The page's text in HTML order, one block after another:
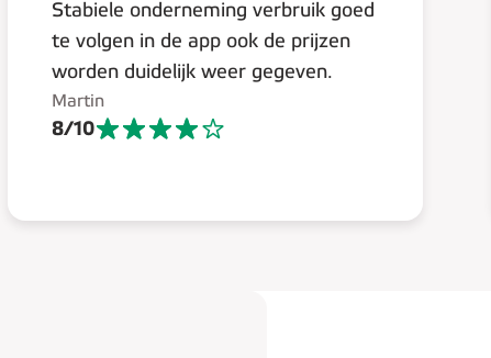
Stabiele onderneming verbruik goed
te volgen in de app ook de prijzen
worden duidelijk weer gegeven.
Martin
8/10